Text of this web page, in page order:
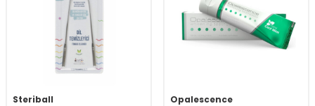
Steriball
Opalescence